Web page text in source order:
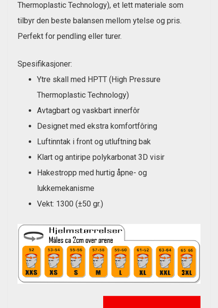
Thermoplastic Technology), et lett materiale som
tilbyr den beste balansen mellom ytelse og pris.
Perfekt for pendling eller turer.
Spesifikasjoner:
Ytre skall med HPTT (High Pressure
Thermoplastic Technology)
Avtagbart og vaskbart innerfôr
Designet med ekstra komfortfôring
Luftinntak i front og utluftning bak
Klart og antiripe polykarbonat 3D visir
Hakestropp med hurtig åpne- og
lukkemekanisme
Vekt: 1300 (±50 gr.)